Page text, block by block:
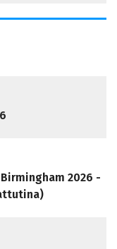
2026 -